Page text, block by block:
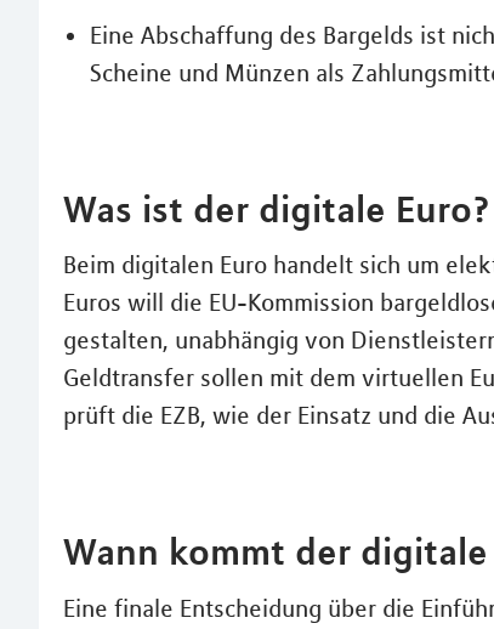
Eine Abschaffung des Bargelds ist
Scheine und Münzen als
Was ist der digitale Euro?
Beim digitalen Euro handelt sich um
Euros will die EU-Kommission
gestalten, unabhängig von
Geldtransfer sollen mit dem virtuellen
prüft die EZB, wie der Einsatz und die
Wann kommt der digitale
Eine finale Entscheidung über die